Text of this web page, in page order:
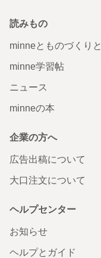
読みもの
minneとものづくりと
minne学習帖
ニュース
minneの本
企業の方へ
広告出稿について
大口注文について
ヘルプセンター
お知らせ
ヘルプとガイド